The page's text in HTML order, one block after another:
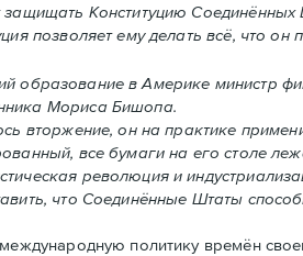
Конституцию Соединённых
позволяет ему делать всё, что он
образование в Америке министр
Мориса Бишопа.
вторжение, oн на практике
все бумаги на его столе
революция и
что Соединённые Штаты
политику времён